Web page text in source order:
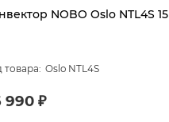
NOBO Oslo NTL4S 15
Oslo NTL4S
990 ₽